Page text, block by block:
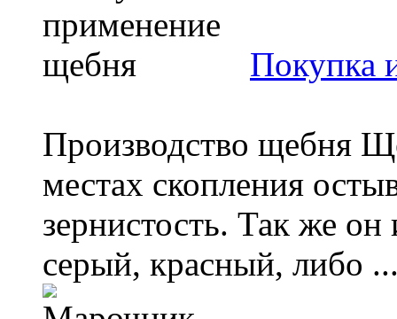
Покупка
Производство щебня
местах скопления
зернистость. Так же
серый, красный, либо